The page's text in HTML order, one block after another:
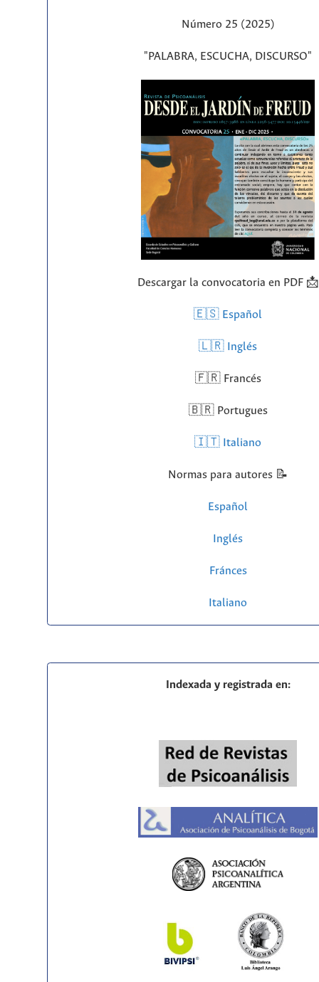
Número 25 (2025)
"PALABRA, ESCUCHA, DISCURSO"
Descargar la convocatoria en PDF 📩
🇪🇸 Español
🇱🇷 Inglés
🇫🇷 Francés
🇧🇷 Portugues
🇮🇹 Italiano
Normas para autores 📝
Español
Inglés
Fránces
Italiano
Indexada y registrada en: